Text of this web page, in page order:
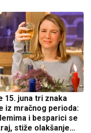
15. juna tri znaka
iz mračnog perioda:
i besparici se
stiže olakšanje